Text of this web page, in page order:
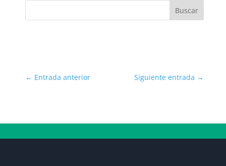
← Entrada anterior Siguiente entrada →